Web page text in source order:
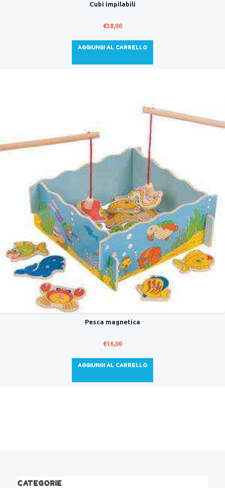
Cubi impilabili
€38,00
AGGIUNGI AL CARRELLO
Pesca magnetica
€16,00
AGGIUNGI AL CARRELLO
CATEGORIE